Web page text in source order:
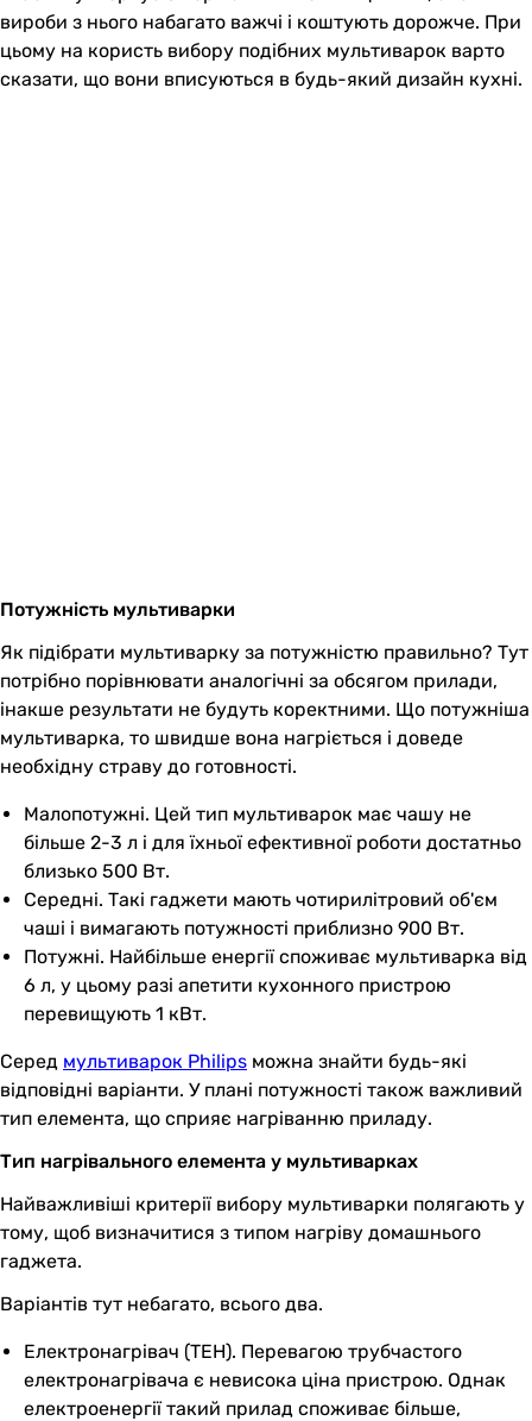
вироби з нього набагато важчі і коштують дорожче. При
цьому на користь вибору подібних мультиварок варто
сказати, що вони вписуються в будь-який дизайн кухні.
Потужність мультиварки
Як підібрати мультиварку за потужністю правильно? Тут
потрібно порівнювати аналогічні за обсягом прилади,
інакше результати не будуть коректними. Що потужніша
мультиварка, то швидше вона нагріється і доведе
необхідну страву до готовності.
Малопотужні. Цей тип мультиварок має чашу не
більше 2-3 л і для їхньої ефективної роботи достатньо
близько 500 Вт.
Середні. Такі гаджети мають чотирилітровий об'єм
чаші і вимагають потужності приблизно 900 Вт.
Потужні. Найбільше енергії споживає мультиварка від
6 л, у цьому разі апетити кухонного пристрою
перевищують 1 кВт.
Серед мультиварок Philips можна знайти будь-які
відповідні варіанти. У плані потужності також важливий
тип елемента, що сприяє нагріванню приладу.
Тип нагрівального елемента у мультиварках
Найважливіші критерії вибору мультиварки полягають у
тому, щоб визначитися з типом нагріву домашнього
гаджета.
Варіантів тут небагато, всього два.
Електронагрівач (ТЕН). Перевагою трубчастого
електронагрівача є невисока ціна пристрою. Однак
електроенергії такий прилад споживає більше,